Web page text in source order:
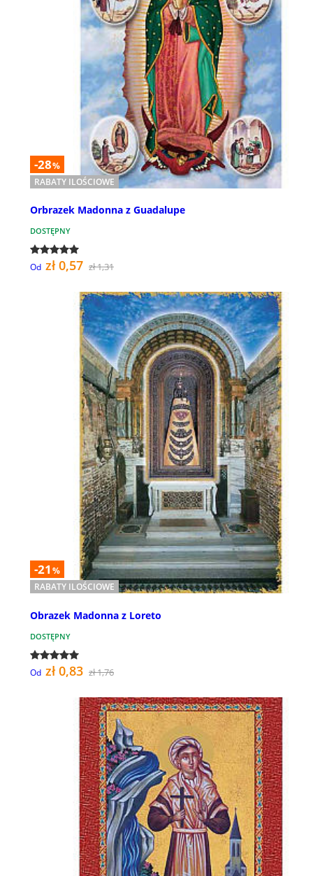
-28%
RABATY ILOŚCIOWE
Orbrazek Madonna z Guadalupe
DOSTĘPNY
Od zł 0,57 zł 1,31
-21 %
RABATY ILOŚCIOWE
Obrazek Madonna z Loreto
DOSTĘPNY
Od zł 0,83 zł 1,76